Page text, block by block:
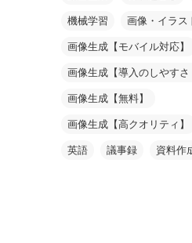
機械学習 画像・イラス
画像生成【モバイル対応】
画像生成【導入のしやすさ
画像生成【無料】
画像生成【高クオリティ】
英語 議事録 資料作